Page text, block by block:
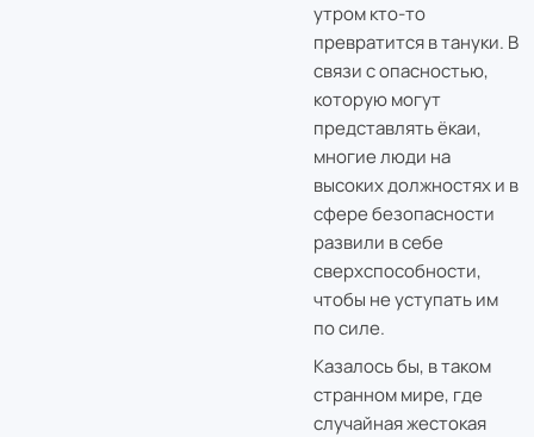
утром кто-то
превратится в тануки. В
связи с опасностью,
которую могут
представлять ёкаи,
многие люди на
высоких должностях и в
сфере безопасности
развили в себе
сверхспособности,
чтобы не уступать им
по силе.
Казалось бы, в таком
странном мире, где
случайная жестокая